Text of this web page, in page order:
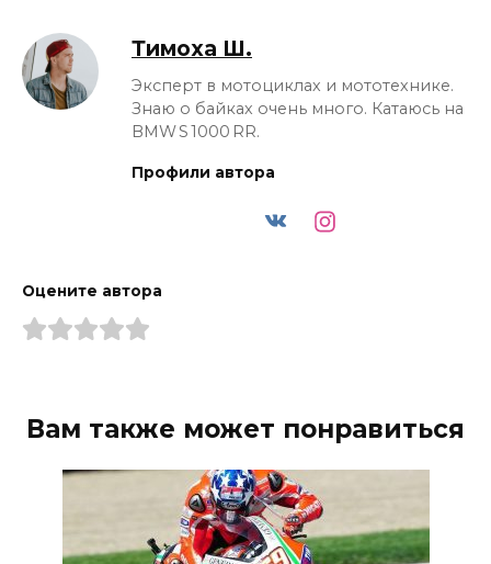
Тимоха Ш.
Эксперт в мотоциклах и мототехнике.
Знаю о байках очень много. Катаюсь на
BMW S 1000 RR.
Профили автора
Оцените автора
Вам также может понравиться